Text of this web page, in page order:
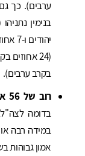
ערבים). כך
בקרב ערבים).
רוב של 56 אחוזים מכלל המדגם מביע אמון גבוה בשב"כ.
אמון גבוהות